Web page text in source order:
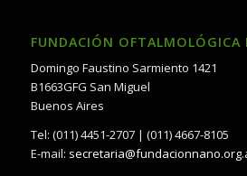
FUNDACIÓN
Domingo Faustino Sarmiento 1421
B1663GFG San Miguel
Buenos Aires
Tel: (011) 4451-2707 | (011) 4667-8105
E-mail: